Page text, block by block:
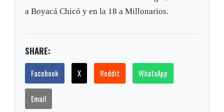
a Boyacá Chicó y en la 18 a Millonarios.
SHARE:
Facebook X Reddit WhatsApp
Email